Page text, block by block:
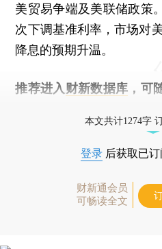
美贸易争端及美联储政策
次下调基准利率，市场对
降息的预期升温。
推荐进入 财新数据库 ，可
本文共计1274字
登录 后获取已
财新通会员
可畅读全文